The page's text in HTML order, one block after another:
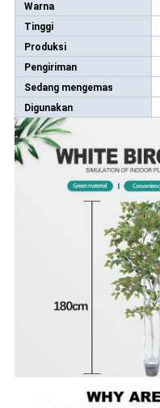
Warna
Tinggi
Produksi
Pengiriman
Sedang mengemas
Digunakan